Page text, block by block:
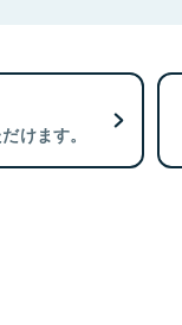
けます。